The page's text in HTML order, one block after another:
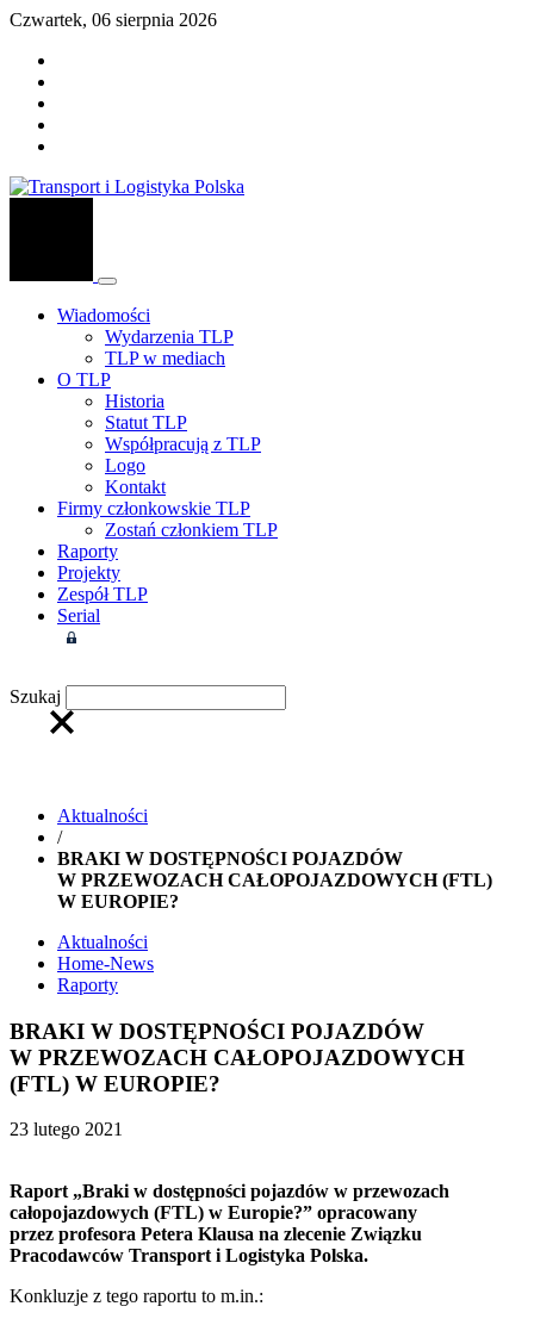
Czwartek, 06 sierpnia 2026
Wiadomości
Wydarzenia TLP
TLP w mediach
O TLP
Historia
Statut TLP
Współpracują z TLP
Logo
Kontakt
Firmy członkowskie TLP
Zostań członkiem TLP
Raporty
Projekty
Zespół TLP
Serial
Szukaj
Aktualności
/
BRAKI W DOSTĘPNOŚCI POJAZDÓW
W PRZEWOZACH CAŁOPOJAZDOWYCH (FTL)
W EUROPIE?
Aktualności
Home-News
Raporty
BRAKI W DOSTĘPNOŚCI POJAZDÓW
W PRZEWOZACH CAŁOPOJAZDOWYCH
(FTL) W EUROPIE?
23 lutego 2021
Raport „Braki w dostępności pojazdów w przewozach
całopojazdowych (FTL) w Europie?” opracowany
przez profesora Petera Klausa na zlecenie Związku
Pracodawców Transport i Logistyka Polska.
Konkluzje z tego raportu to m.in.: